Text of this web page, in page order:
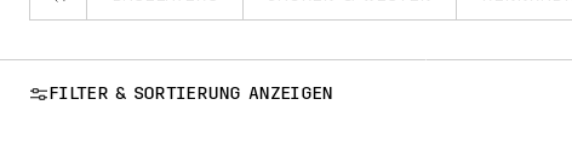
FILTER & SORTIERUNG ANZEIGEN